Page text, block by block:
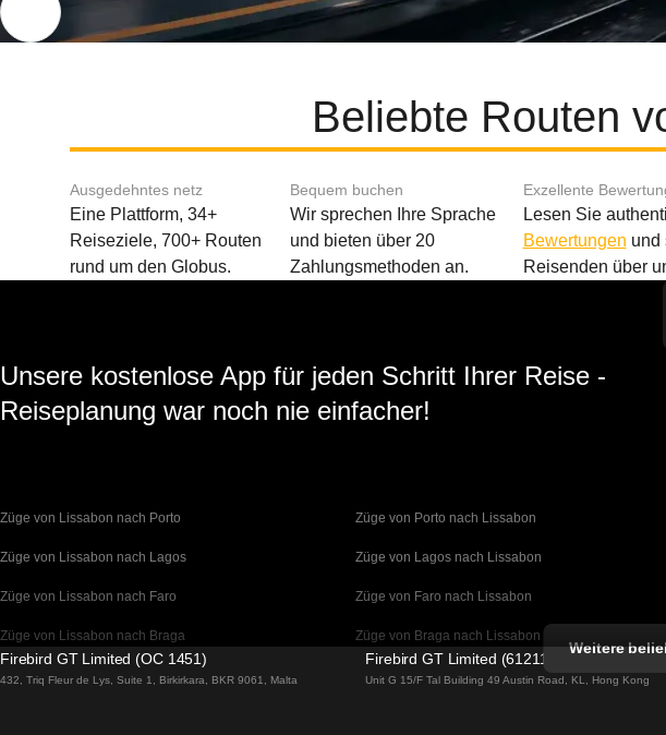
Beliebte Routen
Ausgedehntes netz
Eine Plattform, 34+
Reiseziele, 700+ Routen
rund um den Globus.
Bequem buchen
Wir sprechen Ihre Sprache
und bieten über 20
Zahlungsmethoden an.
Exzellente
Lesen Sie
Bewertungen und
Reisenden über
Unsere kostenlose App für jeden Schritt Ihrer Reise -
Reiseplanung war noch nie einfacher!
Züge von Lissabon nach Porto Züge von Porto nach Lissabon
Züge von Lissabon nach Lagos Züge von Lagos nach Lissabon
Züge von Lissabon nach Faro Züge von Faro nach Lissabon
Züge von Lissabon nach Braga Züge von Braga nach Lissabon
Züge von Barcelona nach Madrid Züge von Madrid nach Barcelona
Weitere
Firebird GT Limited (OC 1451)
432, Triq Fleur de Lys, Suite 1, Birkirkara, BKR 9061, Malta
Firebird GT Limited (61211989)
Unit G 15/F Tal Building 49 Austin Road, KL, Hong Kong